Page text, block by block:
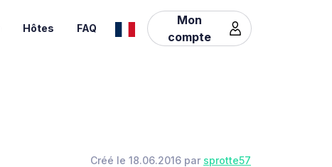
Hôtes FAQ
Mon
compte
Créé le 18.06.2016 par sprotte57